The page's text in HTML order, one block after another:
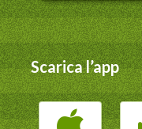
Scarica l’app